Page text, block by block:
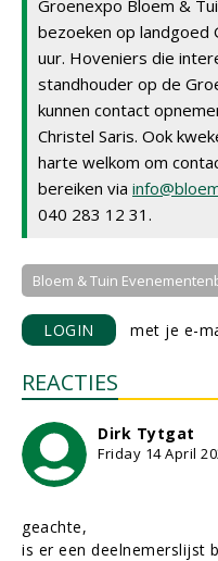
Groenexpo Bloem &
bezoeken op landgoed
uur. Hoveniers die
standhouder op de
kunnen contact
Christel Saris. Ook
harte welkom om
bereiken via
040 283 12 31.
Bloem & Tuin
LOGIN met je e-
REACTIES
Dirk Tytgat
Friday 14 April
geachte,
is er een deelnemerslijst